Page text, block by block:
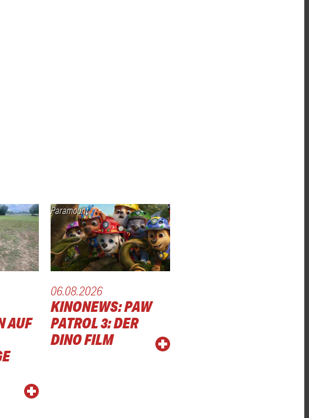
AUF
Paramount
06.08.2026
KINONEWS: PAW
PATROL 3: DER
DINO FILM